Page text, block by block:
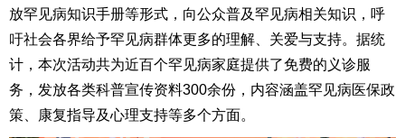
放罕见病知识手册等形式，向公众普及罕见病相关知识，呼
吁社会各界给予罕见病群体更多的理解、关爱与支持。据统
计，本次活动共为近百个罕见病家庭提供了免费的义诊服
务，发放各类科普宣传资料300余份，内容涵盖罕见病医保政
策、康复指导及心理支持等多个方面。